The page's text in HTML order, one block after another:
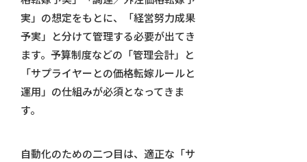
実」の想定をもとに、「経営努力成果
予実」と分けて管理する必要が出てき
ます。予算制度などの「管理会計」と
「サプライヤーとの価格転嫁ルールと
運用」の仕組みが必須となってきま
す。
自動化のための二つ目は、適正な「サ